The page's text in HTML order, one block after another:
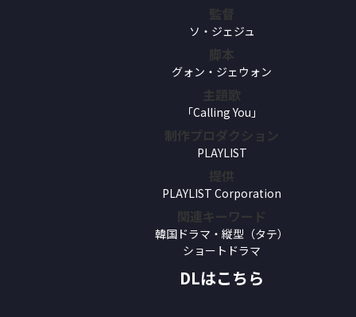
監督
ソ・ジェジュ
脚本
グォン・ジェウォン
主題歌
「Calling You」
制作プロダクション
PLAYLIST
提供
PLAYLIST Corporation
関連キーワード
韓国ドラマ・縦型（タテ）
ショートドラマ
DLはこちら